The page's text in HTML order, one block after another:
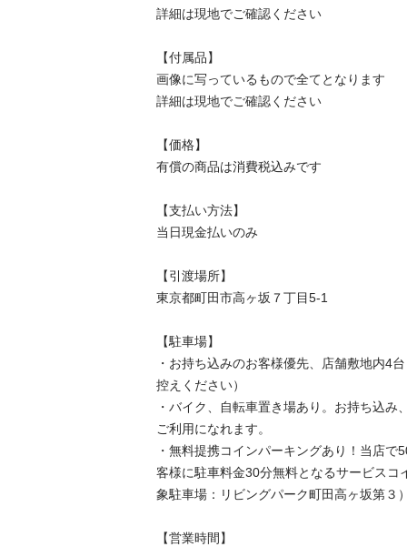
詳細は現地でご確認ください
【付属品】
画像に写っているもので全てとなります
詳細は現地でご確認ください
【価格】
有償の商品は消費税込みです
【⽀払い⽅法】
当⽇現⾦払いのみ
【引渡場所】
東京都町田市高ヶ坂７丁目5-1
【駐⾞場】
・お持ち込みのお客様優先、店舗敷地内4
控えください）
・バイク、自転車置き場あり。お持ち込み
ご利用になれます。
・無料提携コインパーキングあり！当店で
客様に駐車料金30分無料となるサービスコ
象駐車場：リビングパーク町田高ヶ坂第３
【営業時間】